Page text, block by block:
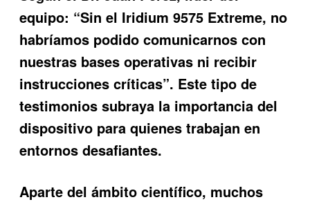
equipo: “Sin el Iridium 9575 Extreme, no
habríamos podido comunicarnos con
nuestras bases operativas ni recibir
instrucciones críticas”. Este tipo de
testimonios subraya la importancia del
dispositivo para quienes trabajan en
entornos desafiantes.
Aparte del ámbito científico, muchos